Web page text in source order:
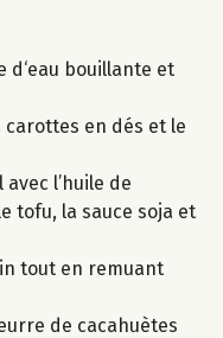
d‘eau bouillante et
en dés et le
l’huile de
tofu, la sauce soja et
tout en remuant
de cacahuètes